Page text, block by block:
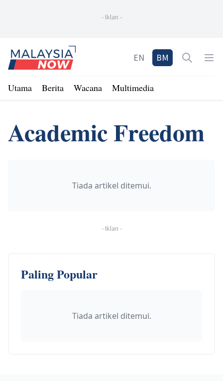
- Iklan -
Home
EN BM Open
Utama Berita Wacana Multimedia
Academic Freedom
Tiada artikel ditemui.
- Iklan -
Paling Popular
Tiada artikel ditemui.